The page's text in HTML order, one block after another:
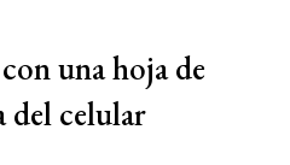
una hoja de
del celular